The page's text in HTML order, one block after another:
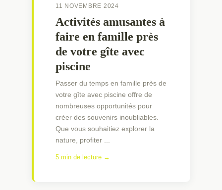
11 NOVEMBRE 2024
Activités amusantes à
faire en famille près
de votre gîte avec
piscine
Passer du temps en famille près de
votre gîte avec piscine offre de
nombreuses opportunités pour
créer des souvenirs inoubliables.
Que vous souhaitiez explorer la
nature, profiter ...
5 min de lecture →